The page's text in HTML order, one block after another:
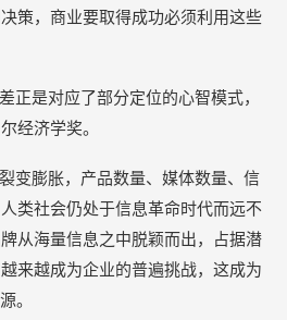
策，商业要取得成功必须利用这些
正是对应了部分定位的心智模式，
经济学奖。
变膨胀，产品数量、媒体数量、信
类社会仍处于信息革命时代而远不
从海量信息之中脱颖而出，占据潜
来越成为企业的普遍挑战，这成为
。